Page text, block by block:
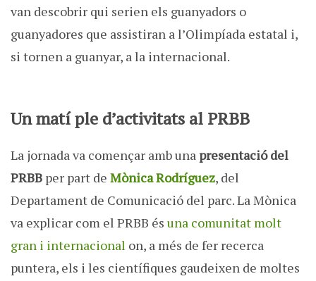
van descobrir qui serien els guanyadors o
guanyadores que assistiran a l’Olimpíada estatal i,
si tornen a guanyar, a la internacional.
Un matí ple d’activitats al PRBB
La jornada va començar amb unapresentació del
PRBB per part de Mònica Rodríguez, del
Departament de Comunicació del parc. La Mònica
va explicar com el PRBB és una comunitat molt
gran i internacional on, a més de fer recerca
puntera, els i les científiques gaudeixen de moltes